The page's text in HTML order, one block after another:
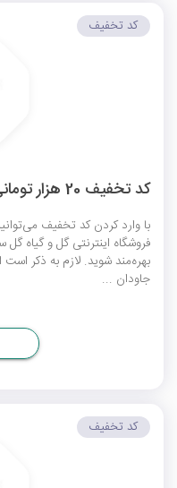
کد تخفیف 20 هزار تومانی اولین خرید گل ستان
بهره‌مند شوید. لازم به ذکر
جاودان ...
کد تخفیف
کد تخفیف